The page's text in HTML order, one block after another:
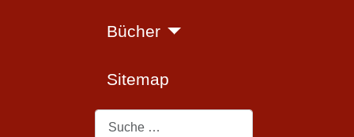
Bücher
Sitemap
Suchen